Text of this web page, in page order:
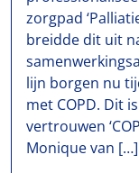
zorgpad
breidde dit uit
lijn borgen nu
met COPD. Dit
vertrouwen
Monique van […]